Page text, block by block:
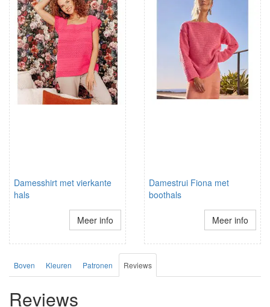
Damesshirt met vierkante
hals
Meer info
Damestrui Fiona met
boothals
Meer info
Boven Kleuren Patronen Reviews
Reviews